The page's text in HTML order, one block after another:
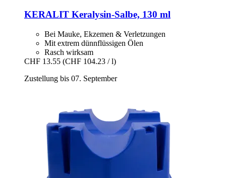
KERALIT Keralysin-​Salbe, 130 ml
Bei Mauke, Ekzemen & Verletzungen
Mit extrem dünnflüssigen Ölen
Rasch wirksam
CHF 13.55 (CHF 104.23 / l)
Zustellung bis 07. September